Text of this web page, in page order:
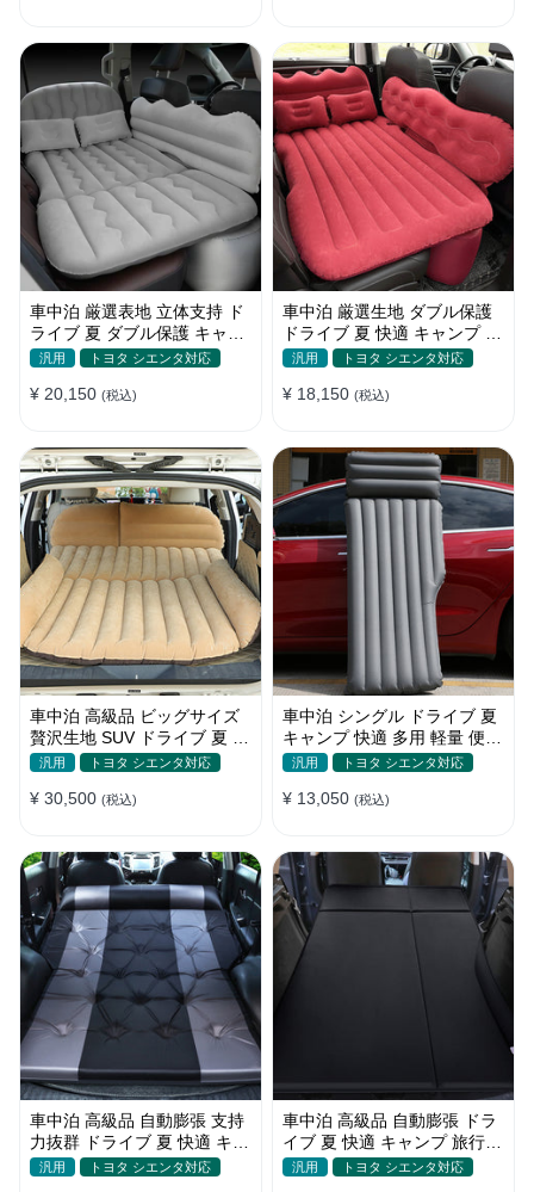
車中泊 厳選表地 立体支持 ド
ライブ 夏 ダブル保護 キャン
プ 旅行 収納便利 取付簡単 全
汎用 トヨタ シエンタ対応
¥ 20,150 (税込)
車中泊 厳選生地 ダブル保護
ドライブ 夏 快適 キャンプ 旅
行 収納便利 全車種 多色 エア
汎用 トヨタ シエンタ対応
¥ 18,150 (税込)
車中泊 高級品 ビッグサイズ
贅沢生地 SUV ドライブ 夏 快
適 キャンプ 旅行 収納便利 エ
汎用 トヨタ シエンタ対応
¥ 30,500 (税込)
車中泊 シングル ドライブ 夏
キャンプ 快適 多用 軽量 便利
省スペース 旅行 エアーベッ
汎用 トヨタ シエンタ対応
¥ 13,050 (税込)
車中泊 高級品 自動膨張 支持
力抜群 ドライブ 夏 快適 キャ
ンプ 旅行 省スペース エアー
汎用 トヨタ シエンタ対応
車中泊 高級品 自動膨張 ドラ
イブ 夏 快適 キャンプ 旅行
多用 取付簡単 収納便利 エア
汎用 トヨタ シエンタ対応